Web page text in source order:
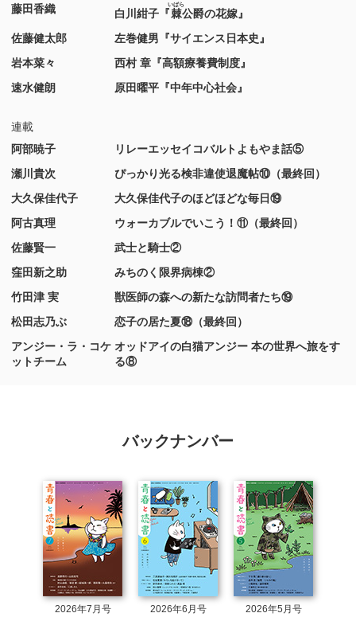
藤田香織
白川紺子『棘
いばら
公爵の花嫁』
佐藤健太郎
左巻健男『サイエンス日本史』
岩本菜々
西村 章『高額療養費制度』
速水健朗
原田曜平『中年中心社会』
連載
阿部暁子
リレーエッセイコバルトよもやま話⑤
瀬川貴次
ぴっかり光る検非違使退魔帖⑩（最終回）
大久保佳代子
大久保佳代子のほどほどな毎日⑲
阿古真理
ウォーカブルでいこう！⑪（最終回）
佐藤賢一
武士と騎士②
窪田新之助
みちのく限界病棟②
竹田津 実
獣医師の森への新たな訪問者たち⑲
松田志乃ぶ
恋子の居た夏⑱（最終回）
アンジー・ラ・コケ
ットチーム
オッドアイの白猫アンジー 本の世界へ旅をす
る⑧
バックナンバー
2026年7月号 2026年6月号 2026年5月号